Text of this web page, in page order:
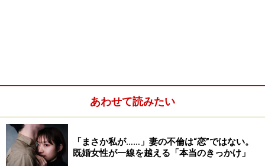
あわせて読みたい
「まさか私が……」妻の不倫は“恋”ではない。
既婚女性が一線を越える「本当のきっかけ」